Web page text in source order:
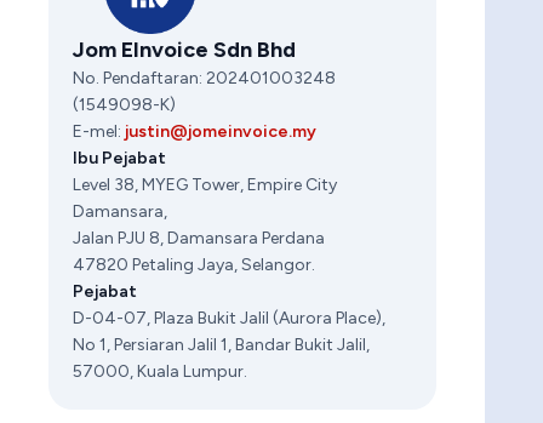
Jom EInvoice Sdn Bhd
No. Pendaftaran: 202401003248
(1549098-K)
E-mel: justin@jomeinvoice.my
Ibu Pejabat
Level 38, MYEG Tower, Empire City
Damansara,
Jalan PJU 8, Damansara Perdana
47820 Petaling Jaya, Selangor.
Pejabat
D-04-07, Plaza Bukit Jalil (Aurora Place),
No 1, Persiaran Jalil 1, Bandar Bukit Jalil,
57000, Kuala Lumpur.